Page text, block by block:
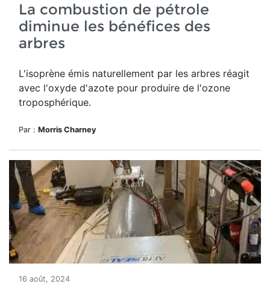
La combustion de pétrole
diminue les bénéfices des
arbres
L'isoprène émis naturellement par les arbres réagit
avec l'oxyde d'azote pour produire de l'ozone
troposphérique.
Par : Morris Charney
16 août, 2024